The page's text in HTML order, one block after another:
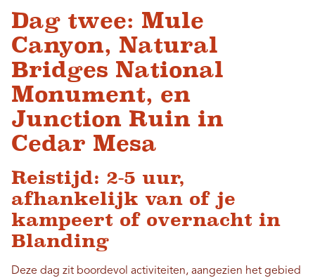
Dag twee: Mule
Canyon, Natural
Bridges National
Monument, en
Junction Ruin in
Cedar Mesa
Reistijd: 2-5 uur,
afhankelijk van of je
kampeert of overnacht in
Blanding
Deze dag zit boordevol activiteiten, aangezien het gebied